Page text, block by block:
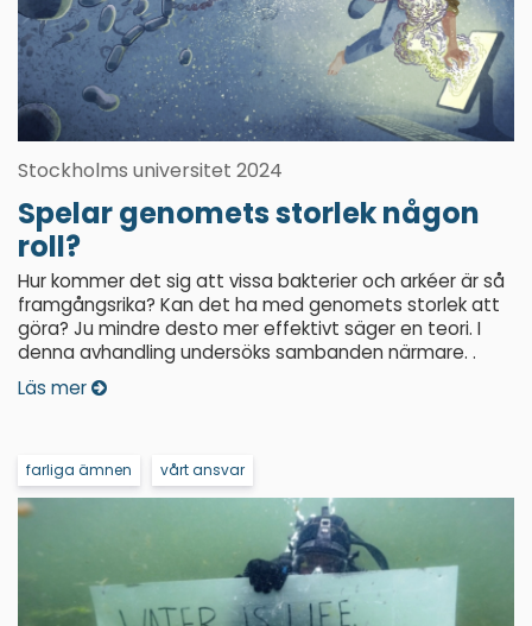
Stockholms universitet 2024
Spelar genomets storlek någon
roll?
Hur kommer det sig att vissa bakterier och arkéer är så
framgångsrika? Kan det ha med genomets storlek att
göra? Ju mindre desto mer effektivt säger en teori. I
denna avhandling undersöks sambanden närmare. .
Läs mer
farliga ämnen vårt ansvar